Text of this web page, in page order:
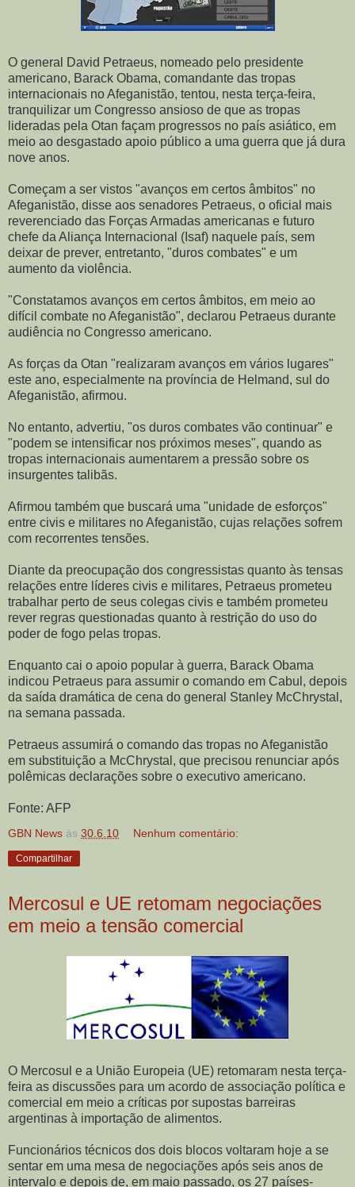
O general David Petraeus, nomeado pelo presidente
americano, Barack Obama, comandante das tropas
internacionais no Afeganistão, tentou, nesta terça-feira,
tranquilizar um Congresso ansioso de que as tropas
lideradas pela Otan façam progressos no país asiático, em
meio ao desgastado apoio público a uma guerra que já dura
nove anos.
Começam a ser vistos "avanços em certos âmbitos" no
Afeganistão, disse aos senadores Petraeus, o oficial mais
reverenciado das Forças Armadas americanas e futuro
chefe da Aliança Internacional (Isaf) naquele país, sem
deixar de prever, entretanto, "duros combates" e um
aumento da violência.
"Constatamos avanços em certos âmbitos, em meio ao
difícil combate no Afeganistão", declarou Petraeus durante
audiência no Congresso americano.
As forças da Otan "realizaram avanços em vários lugares"
este ano, especialmente na província de Helmand, sul do
Afeganistão, afirmou.
No entanto, advertiu, "os duros combates vão continuar" e
"podem se intensificar nos próximos meses", quando as
tropas internacionais aumentarem a pressão sobre os
insurgentes talibãs.
Afirmou também que buscará uma "unidade de esforços"
entre civis e militares no Afeganistão, cujas relações sofrem
com recorrentes tensões.
Diante da preocupação dos congressistas quanto às tensas
relações entre líderes civis e militares, Petraeus prometeu
trabalhar perto de seus colegas civis e também prometeu
rever regras questionadas quanto à restrição do uso do
poder de fogo pelas tropas.
Enquanto cai o apoio popular à guerra, Barack Obama
indicou Petraeus para assumir o comando em Cabul, depois
da saída dramática de cena do general Stanley McChrystal,
na semana passada.
Petraeus assumirá o comando das tropas no Afeganistão
em substituição a McChrystal, que precisou renunciar após
polêmicas declarações sobre o executivo americano.
Fonte: AFP
GBN News às 30.6.10 Nenhum comentário:
Compartilhar
Mercosul e UE retomam negociações
em meio a tensão comercial
O Mercosul e a União Europeia (UE) retomaram nesta terça-
feira as discussões para um acordo de associação política e
comercial em meio a críticas por supostas barreiras
argentinas à importação de alimentos.
Funcionários técnicos dos dois blocos voltaram hoje a se
sentar em uma mesa de negociações após seis anos de
intervalo e depois de, em maio passado, os 27 países-